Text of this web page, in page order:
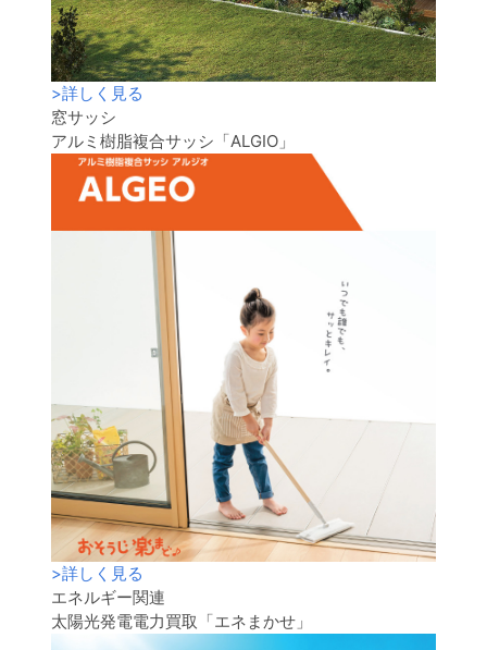
>詳しく見る
窓サッシ
アルミ樹脂複合サッシ「ALGIO」
>詳しく見る
エネルギー関連
太陽光発電電力買取「エネまかせ」